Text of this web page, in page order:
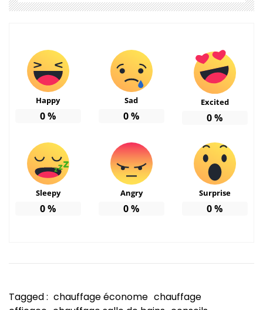
Happy
0%
Sad
0%
Excited
0%
Sleepy
0%
Angry
0%
Surprise
0%
Tagged : chauffage économe chauffage